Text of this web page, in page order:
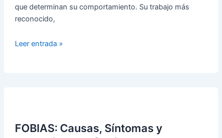
que determinan su comportamiento. Su trabajo más
reconocido,
PIRÁMIDE
Leer entrada »
FOBIAS: Causas, Síntomas y